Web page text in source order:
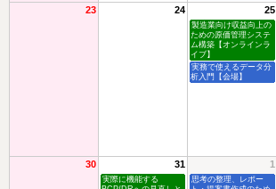
23 24 25
30 31 1
製造業向け収益向上の
ための原価管理システ
ム構築【オンラインラ
イブ】
実務で使えるデータ分
析入門【会場】
実際に機能する
思考の整理、レポー